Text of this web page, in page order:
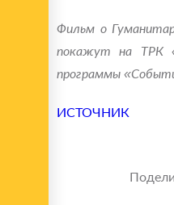
Фильм о
покажут на ТРК
программы
ИСТОЧНИК